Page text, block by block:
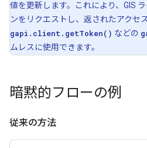
値を更新します。これにより、GIS
ンをリクエストし、返されたアクセ
gapi.client.getToken() などの
ムレスに使用できます。
暗黙的フローの例
従来の方法